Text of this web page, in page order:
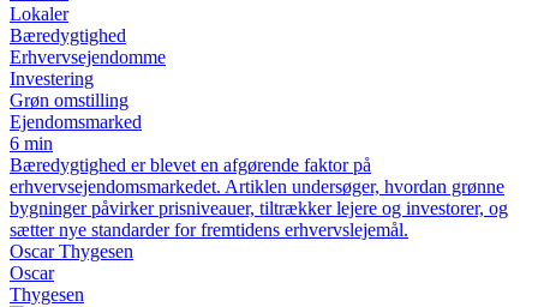
Lokaler
Bæredygtighed
Erhvervsejendomme
Investering
Grøn omstilling
Ejendomsmarked
6 min
Bæredygtighed er blevet en afgørende faktor på
erhvervsejendomsmarkedet. Artiklen undersøger, hvordan grønne
bygninger påvirker prisniveauer, tiltrækker lejere og investorer, og
sætter nye standarder for fremtidens erhvervslejemål.
Oscar Thygesen
Oscar
Thygesen